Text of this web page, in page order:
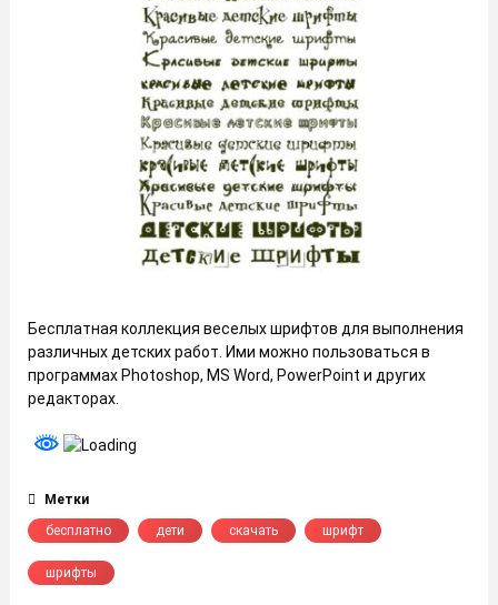
Бесплатная коллекция веселых шрифтов для выполнения
различных детских работ. Ими можно пользоваться в
программах Photoshop, MS Word, PowerPoint и других
редакторах.
Метки
бесплатно
дети скачать шрифт
шрифты